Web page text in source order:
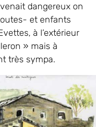
dangereux on
et enfants
à l’extérieur
» mais à
très sympa.